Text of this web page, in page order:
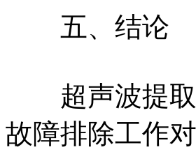
五、结论
超声波提取
故障排除工作